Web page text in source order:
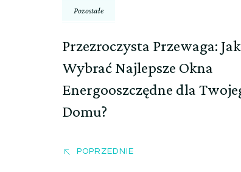
Pozostałe
Przezroczysta Przewaga: Jak
Wybrać Najlepsze Okna
Energooszczędne dla
Domu?
POPRZEDNIE